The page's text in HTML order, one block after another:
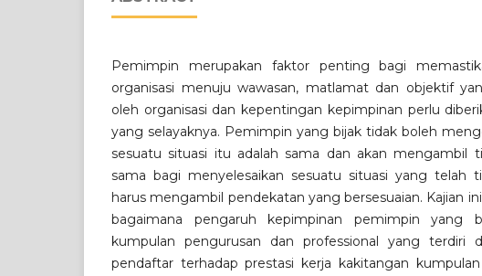
Pemimpin merupakan faktor penting bagi
organisasi menuju wawasan, matlamat dan objektif
oleh organisasi dan kepentingan kepimpinan perlu
yang selayaknya. Pemimpin yang bijak tidak boleh
sesuatu situasi itu adalah sama dan akan mengambil
sama bagi menyelesaikan sesuatu situasi yang telah
harus mengambil pendekatan yang bersesuaian. Kajian
bagaimana pengaruh kepimpinan pemimpin yang
kumpulan pengurusan dan professional yang terdiri
pendaftar terhadap prestasi kerja kakitangan